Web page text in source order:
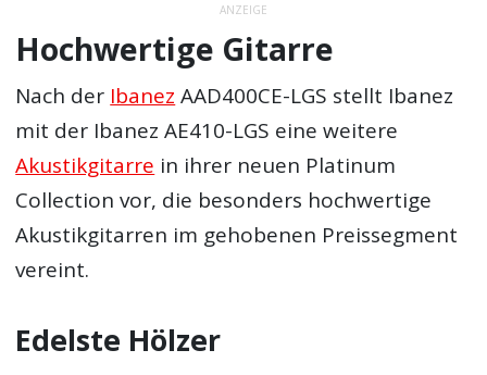
ANZEIGE
Hochwertige Gitarre
Nach der Ibanez AAD400CE-LGS stellt Ibanez
mit der Ibanez AE410-LGS eine weitere
Akustikgitarre in ihrer neuen Platinum
Collection vor, die besonders hochwertige
Akustikgitarren im gehobenen Preissegment
vereint.
Edelste Hölzer